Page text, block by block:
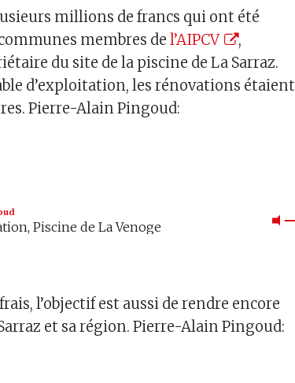
millions de francs qui ont été
membres del’AIPCV
,
du site de la piscine de La Sarraz.
d’exploitation, les rénovations étaient
Pierre-Alain Pingoud:
Piscine de La Venoge
l’objectif est aussi de rendre encore
et sa région. Pierre-Alain Pingoud: